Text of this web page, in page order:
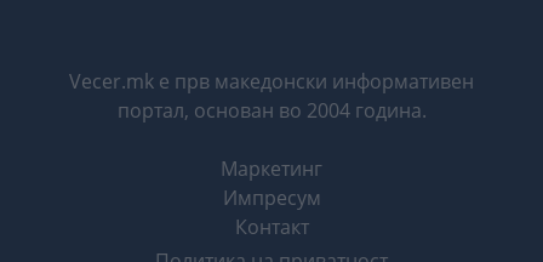
Vecer.mk е прв македонски информативен
портал, основан во 2004 година.
Маркетинг
Импресум
Контакт